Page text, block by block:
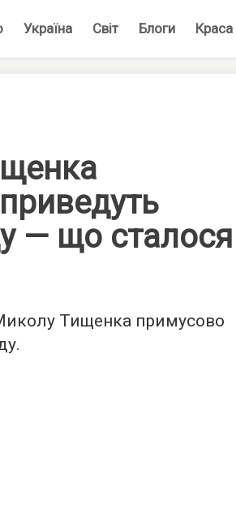
Україна Світ Блоги
— що сталося
Тищенка примусово